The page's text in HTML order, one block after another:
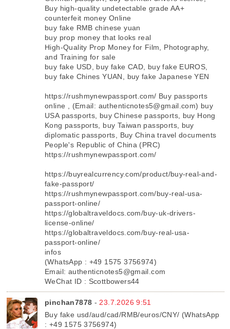
Buy high-quality undetectable grade AA+
counterfeit money Online
buy fake RMB chinese yuan
buy prop money that looks real
High-Quality Prop Money for Film, Photography,
and Training for sale
buy fake USD, buy fake CAD, buy fake EUROS,
buy fake Chines YUAN, buy fake Japanese YEN
https://rushmynewpassport.com/ Buy passports
online , (Email: authenticnotes5@gmail.com) buy
USA passports, buy Chinese passports, buy Hong
Kong passports, buy Taiwan passports, buy
diplomatic passports, Buy China travel documents
People's Republic of China (PRC)
https://rushmynewpassport.com/
https://buyrealcurrency.com/product/buy-real-and-
fake-passport/
https://rushmynewpassport.com/buy-real-usa-
passport-online/
https://globaltraveldocs.com/buy-uk-drivers-
license-online/
https://globaltraveldocs.com/buy-real-usa-
passport-online/
infos
(WhatsApp : +49 1575 3756974)
Email: authenticnotes5@gmail.com
WeChat ID : Scottbowers44
pinchan7878 - 23.7.2026 9:51
Buy fake usd/aud/cad/RMB/euros/CNY/ (WhatsApp
: +49 1575 3756974)